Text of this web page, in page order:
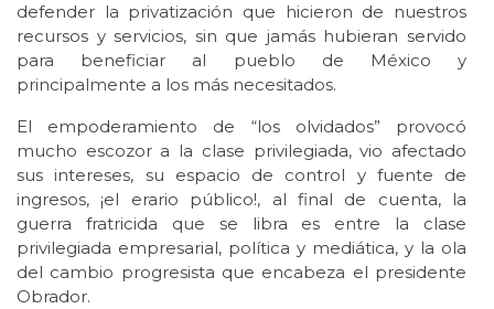
defender la privatización que hicieron de nuestros
recursos y servicios, sin que jamás hubieran servido
para beneficiar al pueblo de México y
principalmente a los más necesitados.
El empoderamiento de “los olvidados” provocó
mucho escozor a la clase privilegiada, vio afectado
sus intereses, su espacio de control y fuente de
ingresos, ¡el erario público!, al final de cuenta, la
guerra fratricida que se libra es entre la clase
privilegiada empresarial, política y mediática, y la ola
del cambio progresista que encabeza el presidente
Obrador.